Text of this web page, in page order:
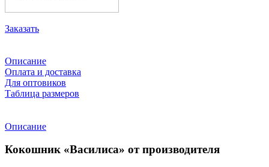
Заказать
Описание
Оплата и доставка
Для оптовиков
Таблица размеров
Описание
Кокошник «Василиса» от производителя